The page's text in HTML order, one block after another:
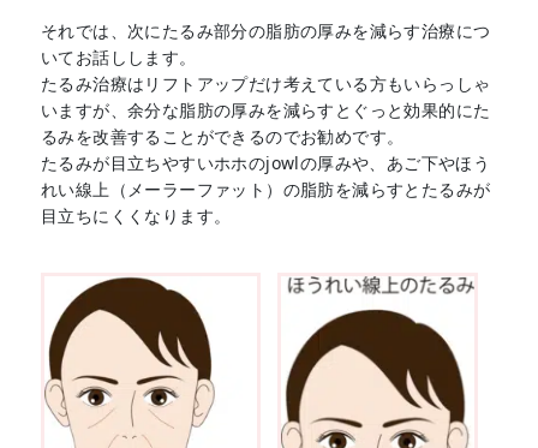
それでは、次にたるみ部分の脂肪の厚みを減らす治療につ
いてお話しします。
たるみ治療はリフトアップだけ考えている方もいらっしゃ
いますが、余分な脂肪の厚みを減らすとぐっと効果的にた
るみを改善することができるのでお勧めです。
たるみが目立ちやすいホホのjowlの厚みや、あご下やほう
れい線上（メーラーファット）の脂肪を減らすとたるみが
目立ちにくくなります。